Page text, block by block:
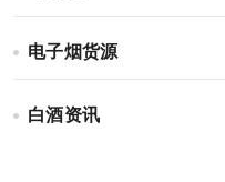
电子烟货源
白酒资讯